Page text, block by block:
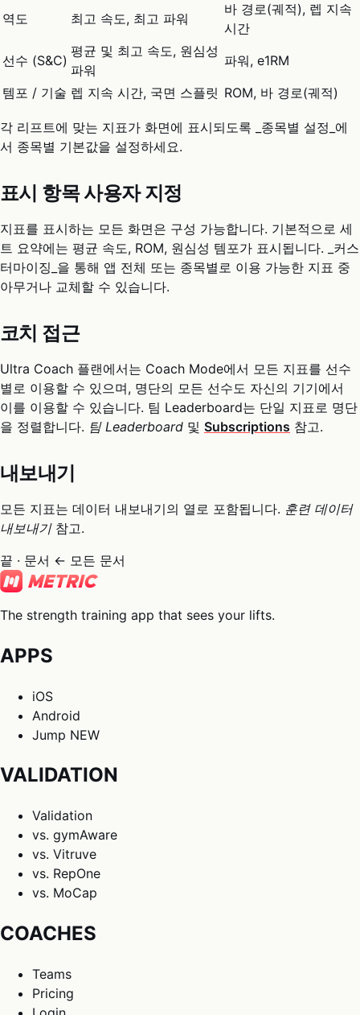
역도
최고 속도, 최고 파워
바 경로(궤적), 렙 지속
시간
선수 (S&C)
평균 및 최고 속도, 원심성
파워
파워, e1RM
템포 / 기술 렙 지속 시간, 국면 스플릿 ROM, 바 경로(궤적)
각 리프트에 맞는 지표가 화면에 표시되도록 _종목별 설정_에
서 종목별 기본값을 설정하세요.
표시 항목 사용자 지정
지표를 표시하는 모든 화면은 구성 가능합니다. 기본적으로 세
트 요약에는 평균 속도, ROM, 원심성 템포가 표시됩니다. _커스
터마이징_을 통해 앱 전체 또는 종목별로 이용 가능한 지표 중
아무거나 교체할 수 있습니다.
코치 접근
Ultra Coach 플랜에서는 Coach Mode에서 모든 지표를 선수
별로 이용할 수 있으며, 명단의 모든 선수도 자신의 기기에서
이를 이용할 수 있습니다. 팀 Leaderboard는 단일 지표로 명단
을 정렬합니다. 팀 Leaderboard 및 Subscriptions 참고.
내보내기
모든 지표는 데이터 내보내기의 열로 포함됩니다. 훈련 데이터
내보내기참고.
끝 · 문서 ← 모든 문서
The strength training app that sees your lifts.
APPS
iOS
Android
Jump NEW
VALIDATION
Validation
vs. gymAware
vs. Vitruve
vs. RepOne
vs. MoCap
COACHES
Teams
Pricing